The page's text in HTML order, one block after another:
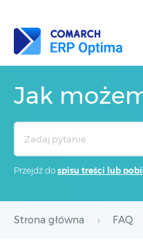
Jak
Przejdź do spisu treści lub
Strona główna FAQ